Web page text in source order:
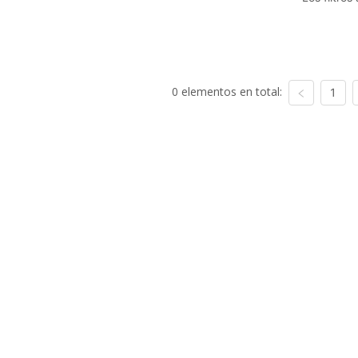
0 elementos en total: 1